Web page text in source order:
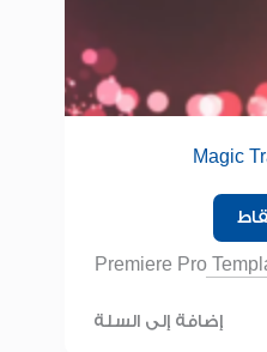
Magic
Premiere Pro
إضافة إلى السلة